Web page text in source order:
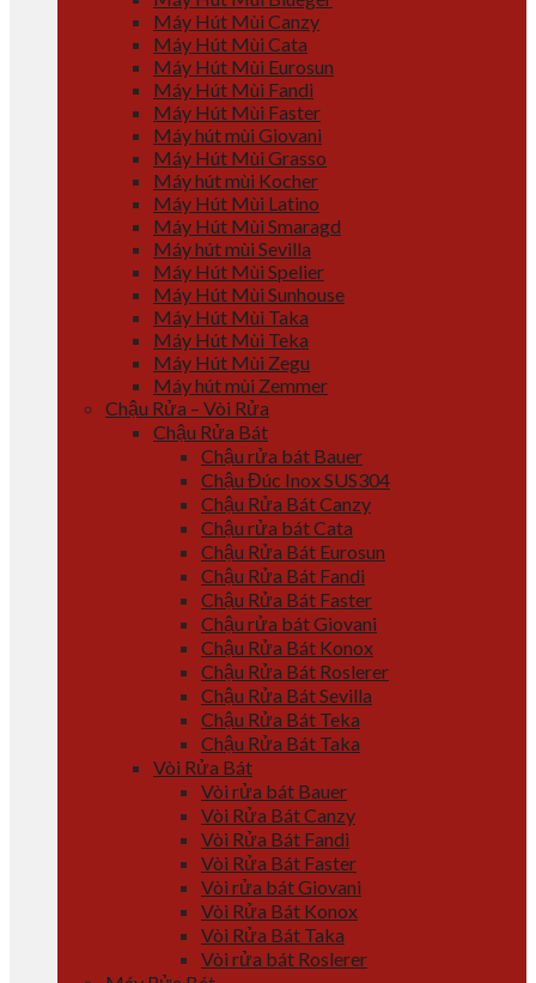
Máy Hút Mùi Canzy
Máy Hút Mùi Cata
Máy Hút Mùi Eurosun
Máy Hút Mùi Fandi
Máy Hút Mùi Faster
Máy hút mùi Giovani
Máy Hút Mùi Grasso
Máy hút mùi Kocher
Máy Hút Mùi Latino
Máy Hút Mùi Smaragd
Máy hút mùi Sevilla
Máy Hút Mùi Spelier
Máy Hút Mùi Sunhouse
Máy Hút Mùi Taka
Máy Hút Mùi Teka
Máy Hút Mùi Zegu
Máy hút mùi Zemmer
Chậu Rửa – Vòi Rửa
Chậu Rửa Bát
Chậu rửa bát Bauer
Chậu Đúc Inox SUS304
Chậu Rửa Bát Canzy
Chậu rửa bát Cata
Chậu Rửa Bát Eurosun
Chậu Rửa Bát Fandi
Chậu Rửa Bát Faster
Chậu rửa bát Giovani
Chậu Rửa Bát Konox
Chậu Rửa Bát Roslerer
Chậu Rửa Bát Sevilla
Chậu Rửa Bát Teka
Chậu Rửa Bát Taka
Vòi Rửa Bát
Vòi rửa bát Bauer
Vòi Rửa Bát Canzy
Vòi Rửa Bát Fandi
Vòi Rửa Bát Faster
Vòi rửa bát Giovani
Vòi Rửa Bát Konox
Vòi Rửa Bát Taka
Vòi rửa bát Roslerer